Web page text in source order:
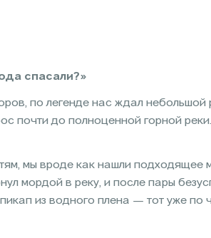
спасали?»
по легенде нас ждал небольшой
почти до полноценной горной
мы вроде как нашли подходящее
мордой в реку, и после пары
из водного плена — тот уже по